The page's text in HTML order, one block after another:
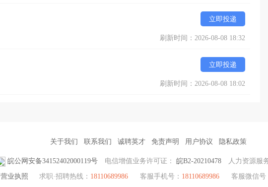
立即投递
刷新时间：2026-08-08 18:32
立即投递
刷新时间：2026-08-08 18:02
关于我们 联系我们 诚聘英才 免责声明 用户协议 隐私政策
皖公网安备34152402000119号 电信增值业务许可证： 皖B2-20210478 人力资源服
营业执照 求职·招聘热线： 18110689986 客服手机号： 18110689986 客服微信号